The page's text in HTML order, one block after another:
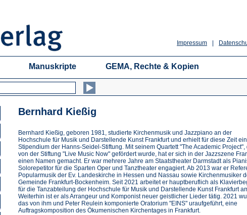
Impressum
Manuskripte GEMA, Rechte & Kopien
Bernhard Kießig
Bernhard Kießig, geboren 1981, studierte Kirchenmusik und Jazzpiano an der
Hochschule für Musik und Darstellende Kunst Frankfurt und erhielt für diese Zeit ein
Stipendium der Hanns-Seidel-Stiftung. Mit seinem Quartett "The Academic Project",
von der Stiftung "Live Music Now" gefördert wurde, hat er sich in der Jazzszene
einen Namen gemacht. Er war mehrere Jahre am Staatstheater Darmstadt als
Solorepetitor für die Sparten Oper und Tanztheater engagiert. Ab 2013 war er
Popularmusik der Ev. Landeskirche in Hessen und Nassau sowie Kirchenmusiker
Gemeinde Frankfurt-Bockenheim. Seit 2021 arbeitet er hauptberuflich als
für die Tanzabteilung der Hochschule für Musik und Darstellende Kunst Frankfurt
Weiterhin ist er als Arrangeur und Komponist neuer geistlicher Lieder tätig. 2021
das von ihm und Peter Reulein komponierte Oratorium "EINS" uraufgeführt, eine
Auftragskomposition des Ökumenischen Kirchentages in Frankfurt.